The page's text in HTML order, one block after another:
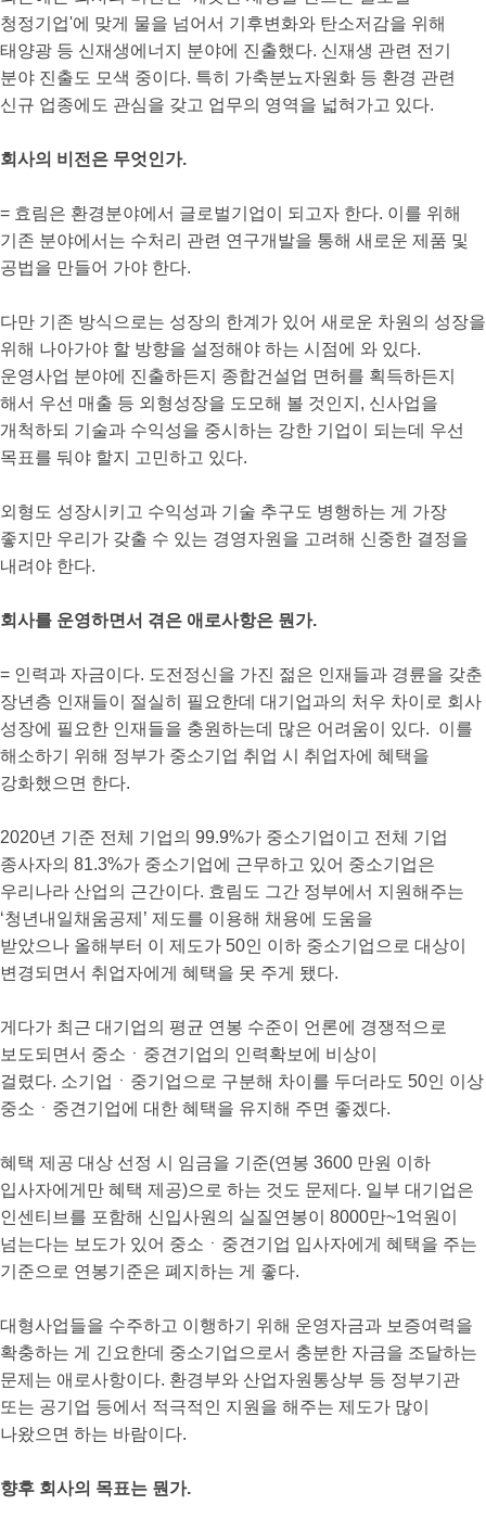
청정기업'에 맞게 물을 넘어서 기후변화와 탄소저감을 위해
태양광 등 신재생에너지 분야에 진출했다. 신재생 관련 전기
분야 진출도 모색 중이다. 특히 가축분뇨자원화 등 환경 관련
신규 업종에도 관심을 갖고 업무의 영역을 넓혀가고 있다.
회사의 비전은 무엇인가.
= 효림은 환경분야에서 글로벌기업이 되고자 한다. 이를 위해
기존 분야에서는 수처리 관련 연구개발을 통해 새로운 제품 및
공법을 만들어 가야 한다.
다만 기존 방식으로는 성장의 한계가 있어 새로운 차원의 성장을
위해 나아가야 할 방향을 설정해야 하는 시점에 와 있다.
운영사업 분야에 진출하든지 종합건설업 면허를 획득하든지
해서 우선 매출 등 외형성장을 도모해 볼 것인지, 신사업을
개척하되 기술과 수익성을 중시하는 강한 기업이 되는데 우선
목표를 둬야 할지 고민하고 있다.
외형도 성장시키고 수익성과 기술 추구도 병행하는 게 가장
좋지만 우리가 갖출 수 있는 경영자원을 고려해 신중한 결정을
내려야 한다.
회사를 운영하면서 겪은 애로사항은 뭔가.
= 인력과 자금이다. 도전정신을 가진 젊은 인재들과 경륜을 갖춘
장년층 인재들이 절실히 필요한데 대기업과의 처우 차이로 회사
성장에 필요한 인재들을 충원하는데 많은 어려움이 있다. 이를
해소하기 위해 정부가 중소기업 취업 시 취업자에 혜택을
강화했으면 한다.
2020년 기준 전체 기업의 99.9%가 중소기업이고 전체 기업
종사자의 81.3%가 중소기업에 근무하고 있어 중소기업은
우리나라 산업의 근간이다. 효림도 그간 정부에서 지원해주는
‘청년내일채움공제’ 제도를 이용해 채용에 도움을
받았으나 올해부터 이 제도가 50인 이하 중소기업으로 대상이
변경되면서 취업자에게 혜택을 못 주게 됐다.
게다가 최근 대기업의 평균 연봉 수준이 언론에 경쟁적으로
보도되면서 중소ㆍ중견기업의 인력확보에 비상이
걸렸다. 소기업ㆍ중기업으로 구분해 차이를 두더라도 50인 이상
중소ㆍ중견기업에 대한 혜택을 유지해 주면 좋겠다.
혜택 제공 대상 선정 시 임금을 기준(연봉 3600 만원 이하
입사자에게만 혜택 제공)으로 하는 것도 문제다. 일부 대기업은
인센티브를 포함해 신입사원의 실질연봉이 8000만~1억원이
넘는다는 보도가 있어 중소ㆍ중견기업 입사자에게 혜택을 주는
기준으로 연봉기준은 폐지하는 게 좋다.
대형사업들을 수주하고 이행하기 위해 운영자금과 보증여력을
확충하는 게 긴요한데 중소기업으로서 충분한 자금을 조달하는
문제는 애로사항이다. 환경부와 산업자원통상부 등 정부기관
또는 공기업 등에서 적극적인 지원을 해주는 제도가 많이
나왔으면 하는 바람이다.
향후 회사의 목표는 뭔가.